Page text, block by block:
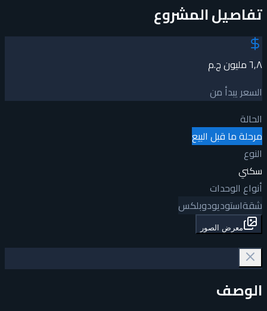
تفاصيل المشروع
٦٫٨ مليون ج.م
السعر يبدأ من
الحالة
مرحلة ما قبل البيع
النوع
سكني
أنواع الوحدات
شقةاستوديودوبلكس
معرض الصور
الوصف